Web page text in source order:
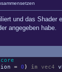
und das
angegeben habe.
= 0 ) in vec4